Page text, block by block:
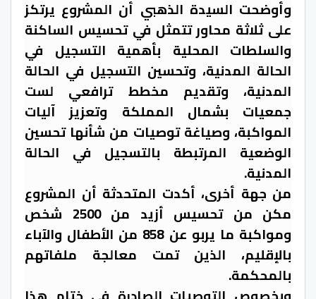
وأوضحت السيدة الذهبي أن المشروع يرتكز
على ثلاثة محاور تتمثل في تحسيس الساكنة
والسلطات المحلية بأهمية التسجيل في
الحالة المدنية، وتحسين التسجيل في الحالة
المدنية، وتقديم مخطط ترافعي لست
جمعيات بشمال المملكة وتعزيز آليات
المواكبة، وصياغة توصيات من شأنها تحسين
الوضعية المرتبطة بالتسجيل في الحالة
المدنية.
من جهة أخرى، أكدت المتحدثة أن المشروع
مكن من تحسيس أزيد من 2500 شخص
ومواكبة ما يربو عن 858 من الأطفال والآباء
بالإقليم، الذين تمت معالجة ملفاتهم
بالمحكمة.